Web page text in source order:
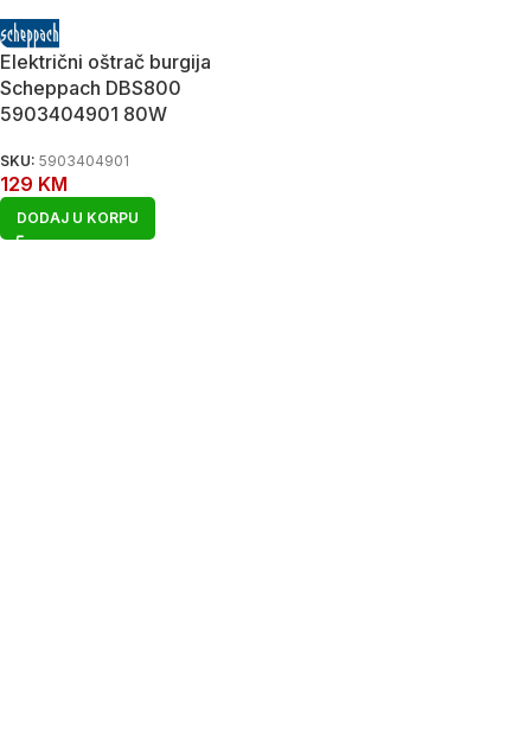
Električni oštrač burgija
Scheppach DBS800
5903404901 80W
SKU: 5903404901
129 KM
DODAJ U KORPU